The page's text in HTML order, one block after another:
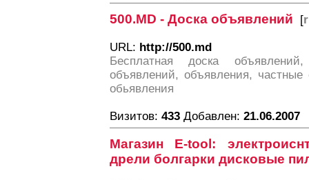
500.MD - Доска объявлений [
URL: http://500.md
Бесплатная доска
объявлений, объявления,
обьявления
Визитов: 433 Добавлен: 21.06.2007
Магазин E-tool:
дрели болгарки дисковые